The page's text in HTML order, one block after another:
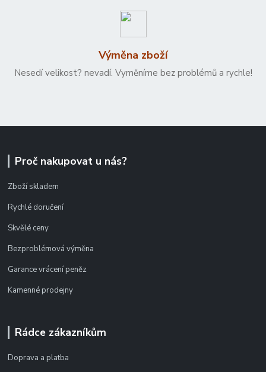
Výměna zboží
Nesedí velikost? nevadí. Vyměníme bez problémů a rychle!
Proč nakupovat u nás?
Zboží skladem
Rychlé doručení
Skvělé ceny
Bezproblémová výměna
Garance vrácení peněz
Kamenné prodejny
Rádce zákazníkům
Doprava a platba